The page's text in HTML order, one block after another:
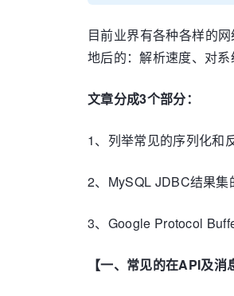
目前业界有各种各样的
地后的：解析速度、对
文章分成3个部分：
1、列举常见的序列化和
2、MySQL JDBC结果集
3、Google Protocol
【一、常见的在API及